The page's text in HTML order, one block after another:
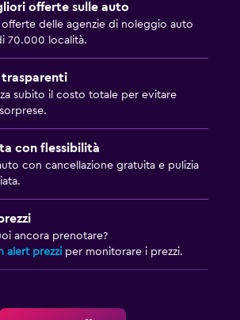
offerte sulle auto
offerte delle agenzie di noleggio auto
70.000 località.
trasparenti
subito il costo totale per evitare
con flessibilità
con cancellazione gratuita e pulizia
ancora prenotare?
alert prezzi per monitorare i prezzi.